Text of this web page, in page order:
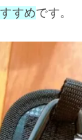
すめです。